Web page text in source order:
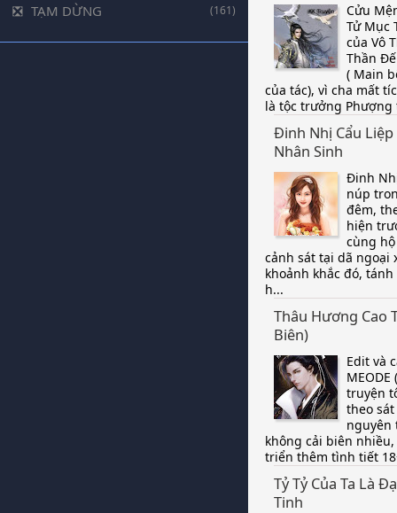
TẠM DỪNG (161)
Cửu
Tử Mục
của Vô
Thần
( Main
của tác), vì cha mất
là tộc trưởng Phượng
Đinh Nhị Cẩu Liệp
Nhân Sinh
Đinh
núp
đêm,
hiện
cùng
cảnh sát tại dã ngoại
khoảnh khắc đó,
h...
Thâu Hương Cao
Biên)
Edit và
truyện
theo sát
nguyên
không cải biên
triển thêm tình tiết
Tỷ Tỷ Của Ta Là
Tinh